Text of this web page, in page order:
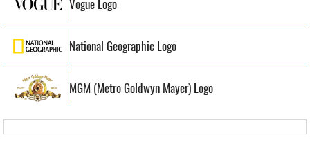
Vogue Logo
National Geographic Logo
MGM (Metro Goldwyn Mayer) Logo